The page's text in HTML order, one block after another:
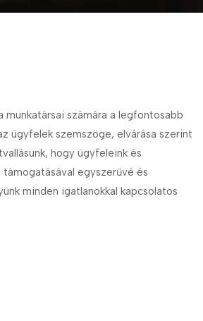
munkatársai számára a legfontosabb
ügyfelek szemszöge, elvárása szerint
hogy ügyfeleink és
egyszerűvé és
minden igatlanokkal kapcsolatos